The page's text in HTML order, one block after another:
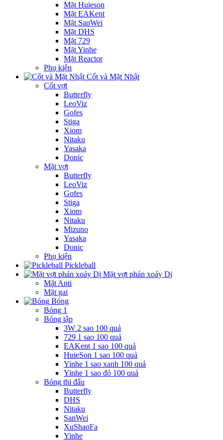
Mặt Huieson
Mặt EAKent
Mặt SanWei
Mặt DHS
Mặt 729
Mặt Yinhe
Mặt Reactor
Phụ kiện
Cốt và Mặt Nhật
Cốt vợt
Butterfly
LeoViz
Gofes
Stiga
Xiom
Nitaku
Yasaka
Donic
Mặt vợt
Butterfly
LeoViz
Gofes
Stiga
Xiom
Nitaku
Mizuno
Yasaka
Donic
Phụ kiện
Pickleball
Mặt vợt phản xoáy Dị
Mặt Anti
Mặt gai
Bóng
Bóng 1
Bóng tập
3W 2 sao 100 quả
729 1 sao 100 quả
EAKent 1 sao 100 quả
HuieSon 1 sao 100 quả
Yinhe 1 sao xanh 100 quả
Yinhe 1 sao đỏ 100 quả
Bóng thi đấu
Butterfly
DHS
Nitaku
SanWei
XuShaoFa
Yinhe